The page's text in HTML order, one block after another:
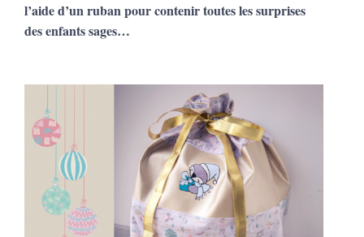
l’aide d’un ruban pour contenir toutes les surprises
des enfants sages…